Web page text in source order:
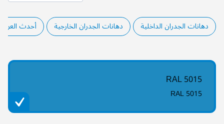
دهانات الجدران الداخلية دهانات الجدران الخارجية أحدث
RAL 5015
RAL 5015